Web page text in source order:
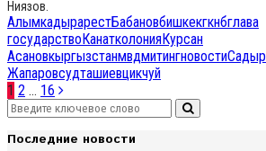
Ниязов.
АлымкадырарестБабановбишкекгкнбглава
государствоКанатколонияКурсан
АсановкыргызстанмвдмитингновостиСадыр
Жапаровсудташиевцикчуй
Навигация
по
записям
1 2 … 16
Search
for:
Search
Последние новости